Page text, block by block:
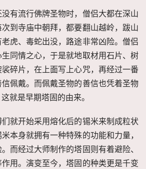
有流行佛牌圣物时，僧侣大都在深山
到寺庙中朝拜，都要翻山越岭，跋山
虎、毒蛇出没，路途非常凶险。僧侣
同情之心，于是就地取材用石片、树
碎片，在上面写上心咒，再经过一番
佩戴。而佩戴圣物的善信也凭着圣物
就是早期塔固的由来。
就开始采用熔化后的锡米来制成粒状
本身就拥有一种特殊的功能和力量，
而经过大师制作的塔固则有着避险、
用。演变至今，塔固的种类更是千变